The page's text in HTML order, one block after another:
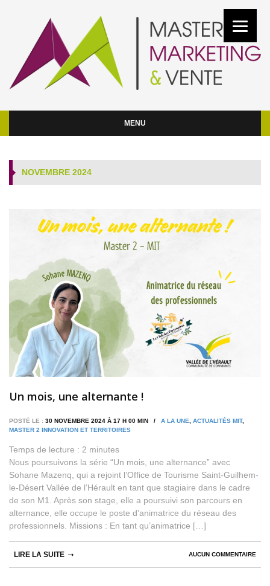
MENU
NOVEMBRE 2024
Un mois, une alternante !
POSTÉ LE : 30 NOVEMBRE 2024 À 17 H 00 MIN / A LA UNE, ACTUALITÉS MIT,
MASTER 2 INNOVATION ET TERRITOIRES
Temps de lecture : 2 minutes
Nous poursuivons la série “Un mois, une alternance” avec
Sohane Mazenq, qui a rejoint l’Office de Tourisme Saint-Guilhem-
le-Désert Vallée de l’Hérault en tant que stagiaire dans le cadre
de son M1. Après son stage, elle a poursuivi son parcours en
alternance, elle occupe le poste d’animatrice du réseau des
professionnels. Missions : En tant qu’animatrice […]
AUCUN COMMENTAIRE
LIRE LA SUITE